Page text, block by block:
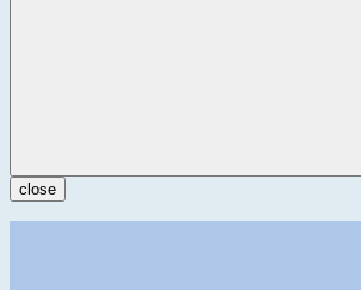
close